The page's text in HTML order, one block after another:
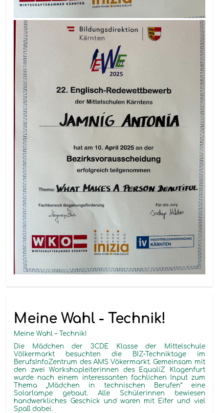
Meine Wahl - Technik!
Meine Wahl – Technik!
Die Mädchen der 3CDE Klasse der Mittelschule
Völkermarkt besuchten die BIZ-Techniktage im
BerufsInfoZentrum des AMS Vökermarkt. Gemeinsam mit
den zwei Workshopleiterinnen des EqualiZ Klagenfurt
wurde nach einem interessanten fachlichen Input zum
Thema „Mädchen in technischen Berufen“ eine
Solarlampe gebaut. Alle Schülerinnen bewiesen
handwerkliches Geschick und waren mit Eifer und viel
Spaß dabei.